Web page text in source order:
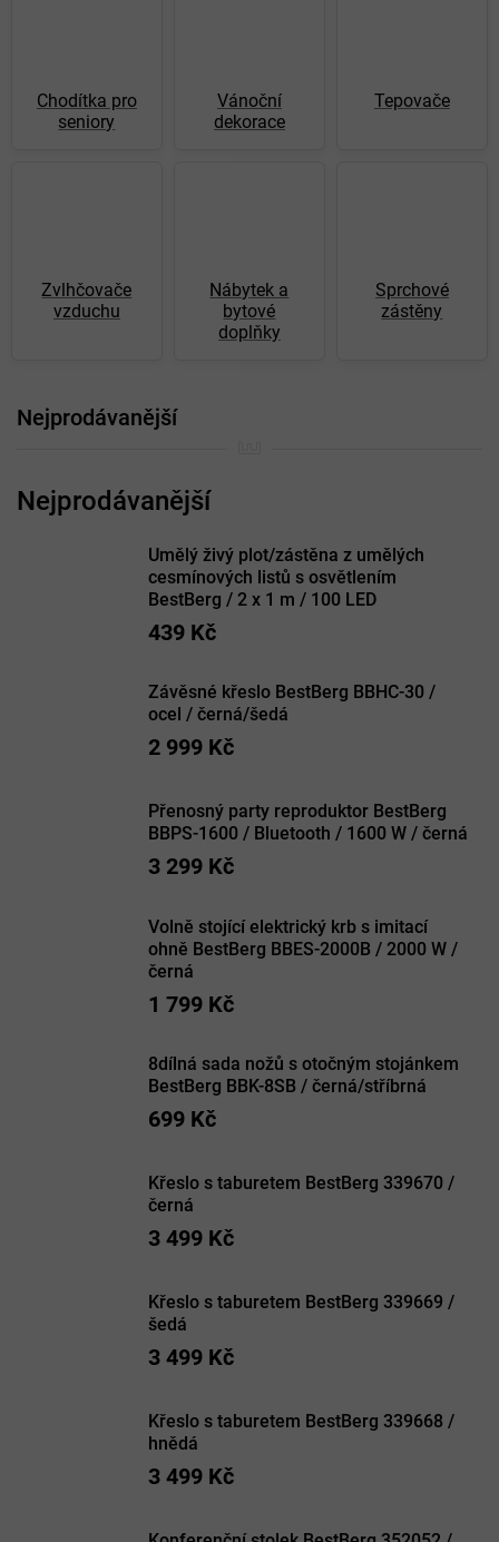
Chodítka pro
seniory
Vánoční
dekorace
Tepovače
Zvlhčovače
vzduchu
Nábytek a
bytové
doplňky
Sprchové
zástěny
Nejprodávanější
Umělý živý plot/zástěna z umělých
cesmínových listů s osvětlením
BestBerg / 2 x 1 m / 100 LED
439 Kč
Závěsné křeslo BestBerg BBHC-30 /
ocel / černá/šedá
2 999 Kč
Přenosný party reproduktor BestBerg
BBPS-1600 / Bluetooth / 1600 W / černá
3 299 Kč
Volně stojící elektrický krb s imitací
ohně BestBerg BBES-2000B / 2000 W /
černá
1 799 Kč
8dílná sada nožů s otočným stojánkem
BestBerg BBK-8SB / černá/stříbrná
699 Kč
Křeslo s taburetem BestBerg 339670 /
černá
3 499 Kč
Křeslo s taburetem BestBerg 339669 /
šedá
3 499 Kč
Křeslo s taburetem BestBerg 339668 /
hnědá
3 499 Kč